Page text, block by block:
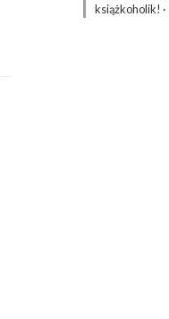
książkoholik! ·